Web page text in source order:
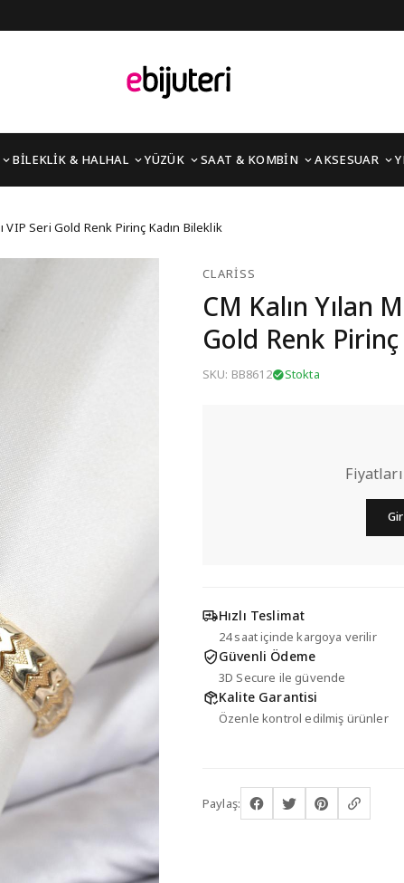
BİLEKLİK & HALHAL YÜZÜK SAAT & KOMBİN AKSESUAR
Taşlı VIP Seri
VIP Seri Gold Renk Pirinç Kadın Bileklik
CLARISS
CM Kalın Yılan
Gold Renk
SKU: BB8612 Stokta
Hızlı Teslimat
24 saat içinde kargoya verilir
Güvenli Ödeme
3D Secure ile güvende
Kalite Garantisi
Özenle kontrol edilmiş ürünler
Paylaş: